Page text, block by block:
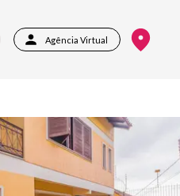
Agência Virtual